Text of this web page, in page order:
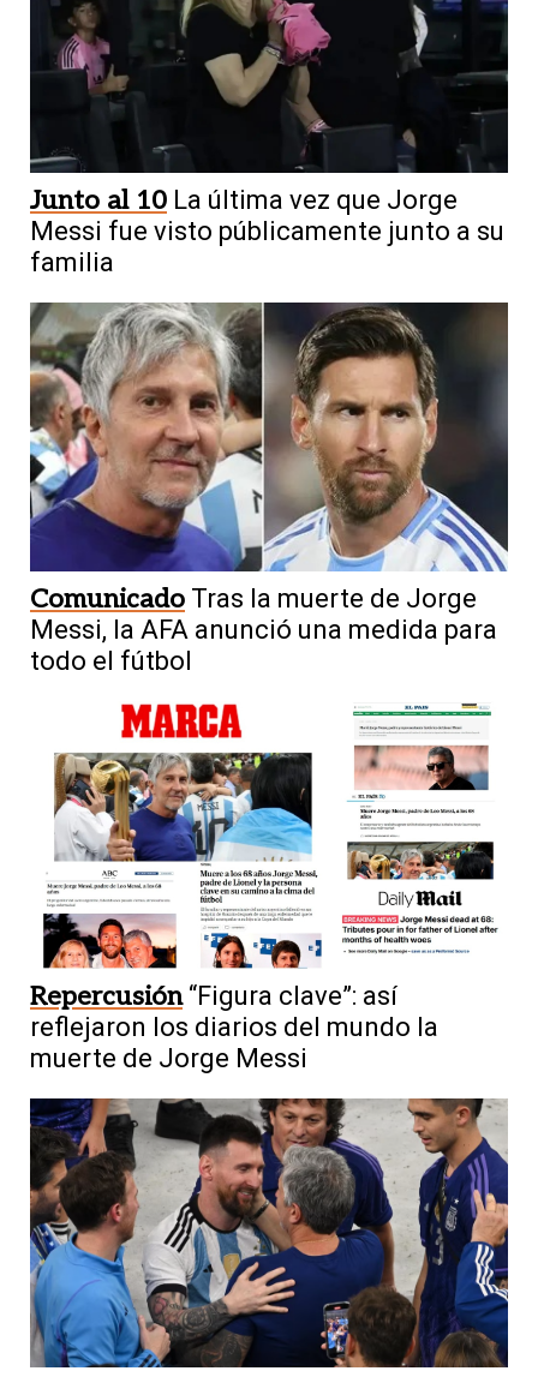
Junto al 10 La última vez que Jorge
Messi fue visto públicamente junto a su
familia
Comunicado Tras la muerte de Jorge
Messi, la AFA anunció una medida para
todo el fútbol
Repercusión “Figura clave”: así
reflejaron los diarios del mundo la
muerte de Jorge Messi